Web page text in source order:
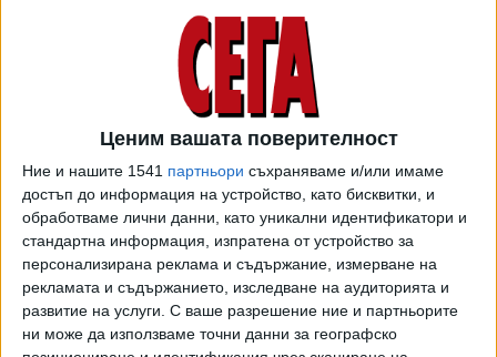
Ценим вашата поверителност
Ние и нашите 1541 партньори съхраняваме и/или имаме
достъп до информация на устройство, като бисквитки, и
обработваме лични данни, като уникални идентификатори и
стандартна информация, изпратена от устройство за
персонализирана реклама и съдържание, измерване на
рекламата и съдържанието, изследване на аудиторията и
развитие на услуги. С ваше разрешение ние и партньорите
ни може да използваме точни данни за географско
ПОСЛЕ Разгледай всички